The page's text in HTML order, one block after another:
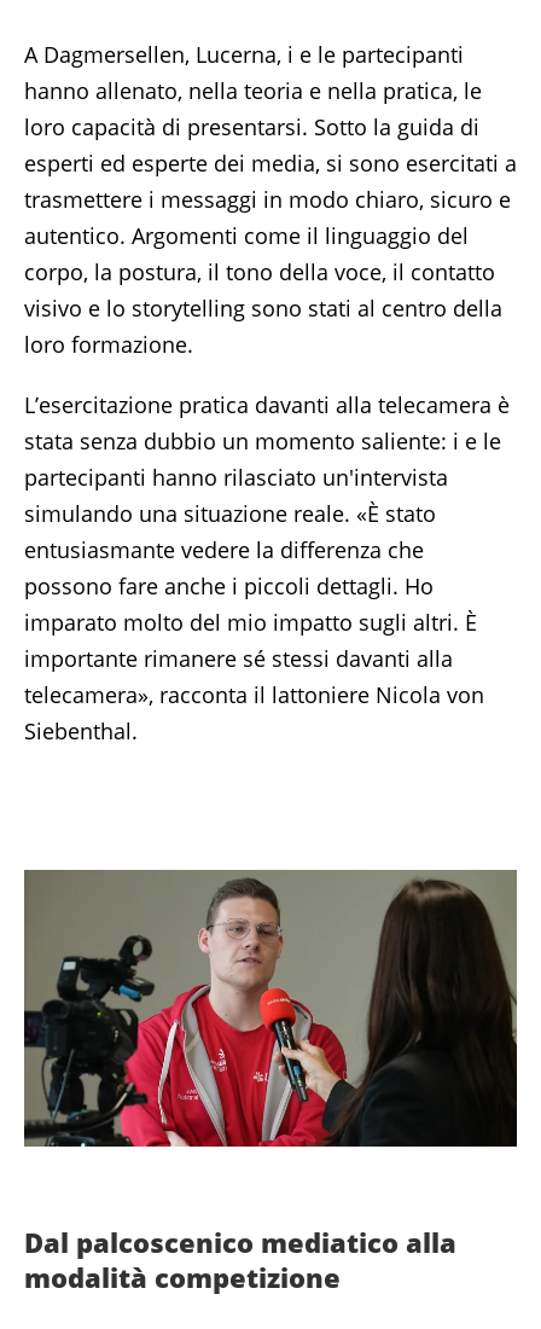
A Dagmersellen, Lucerna, i e le partecipanti
hanno allenato, nella teoria e nella pratica, le
loro capacità di presentarsi. Sotto la guida di
esperti ed esperte dei media, si sono esercitati a
trasmettere i messaggi in modo chiaro, sicuro e
autentico. Argomenti come il linguaggio del
corpo, la postura, il tono della voce, il contatto
visivo e lo storytelling sono stati al centro della
loro formazione.
L’esercitazione pratica davanti alla telecamera è
stata senza dubbio un momento saliente: i e le
partecipanti hanno rilasciato un'intervista
simulando una situazione reale. «È stato
entusiasmante vedere la differenza che
possono fare anche i piccoli dettagli. Ho
imparato molto del mio impatto sugli altri. È
importante rimanere sé stessi davanti alla
telecamera», racconta il lattoniere Nicola von
Siebenthal.
Dal palcoscenico mediatico alla
modalità competizione